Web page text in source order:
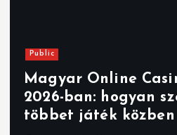
Public
Magyar Online
2026-ban: hogyan
többet játék közben